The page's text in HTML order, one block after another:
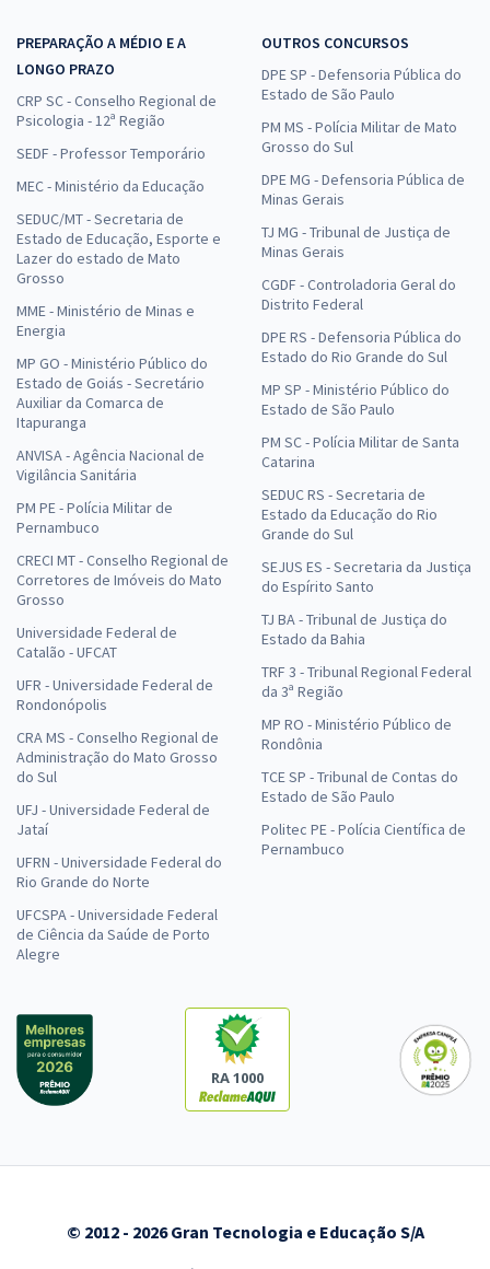
PREPARAÇÃO A MÉDIO E A
LONGO PRAZO
CRP SC - Conselho Regional de
Psicologia - 12ª Região
SEDF - Professor Temporário
MEC - Ministério da Educação
SEDUC/MT - Secretaria de
Estado de Educação, Esporte e
Lazer do estado de Mato
Grosso
MME - Ministério de Minas e
Energia
MP GO - Ministério Público do
Estado de Goiás - Secretário
Auxiliar da Comarca de
Itapuranga
ANVISA - Agência Nacional de
Vigilância Sanitária
PM PE - Polícia Militar de
Pernambuco
CRECI MT - Conselho Regional de
Corretores de Imóveis do Mato
Grosso
Universidade Federal de
Catalão - UFCAT
UFR - Universidade Federal de
Rondonópolis
CRA MS - Conselho Regional de
Administração do Mato Grosso
do Sul
UFJ - Universidade Federal de
Jataí
UFRN - Universidade Federal do
Rio Grande do Norte
UFCSPA - Universidade Federal
de Ciência da Saúde de Porto
Alegre
OUTROS CONCURSOS
DPE SP - Defensoria Pública do
Estado de São Paulo
PM MS - Polícia Militar de Mato
Grosso do Sul
DPE MG - Defensoria Pública de
Minas Gerais
TJ MG - Tribunal de Justiça de
Minas Gerais
CGDF - Controladoria Geral do
Distrito Federal
DPE RS - Defensoria Pública do
Estado do Rio Grande do Sul
MP SP - Ministério Público do
Estado de São Paulo
PM SC - Polícia Militar de Santa
Catarina
SEDUC RS - Secretaria de
Estado da Educação do Rio
Grande do Sul
SEJUS ES - Secretaria da Justiça
do Espírito Santo
TJ BA - Tribunal de Justiça do
Estado da Bahia
TRF 3 - Tribunal Regional Federal
da 3ª Região
MP RO - Ministério Público de
Rondônia
TCE SP - Tribunal de Contas do
Estado de São Paulo
Politec PE - Polícia Científica de
Pernambuco
RA 1000
© 2012 - 2026 Gran Tecnologia e Educação S/A